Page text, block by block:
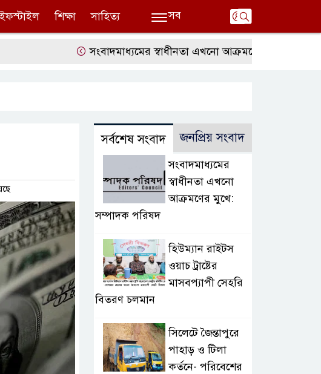
শিক্ষা সাহিত্য সব
সংবাদমাধ্যমের স্বাধীনতা এখনো আক্রমণের মুখে: সম্পাদক পরিষদ
সর্বশেষ সংবাদ জনপ্রিয় সংবাদ
সংবাদমাধ্যমের
স্বাধীনতা এখনো
আক্রমণের মুখে:
সম্পাদক পরিষদ
হিউম্যান রাইটস
ওয়াচ ট্রাষ্টের
মাসবপ্যাপী সেহরি
বিতরণ চলমান
সিলেটে জৈন্তাপুরে
পাহাড় ও টিলা
কর্তনে- পরিবেশের